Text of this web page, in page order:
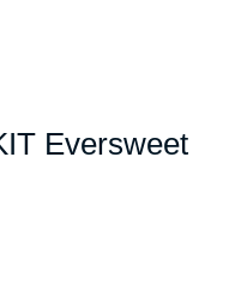
Eversweet